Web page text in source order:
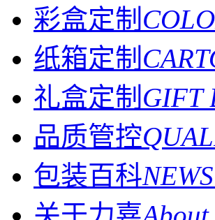
彩盒定制
纸箱定制
礼盒定制 GIFT
品质管控
包装百科